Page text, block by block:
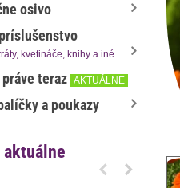
osivo
kvetináče, knihy a iné
teraz AKTUÁLNE
a poukazy